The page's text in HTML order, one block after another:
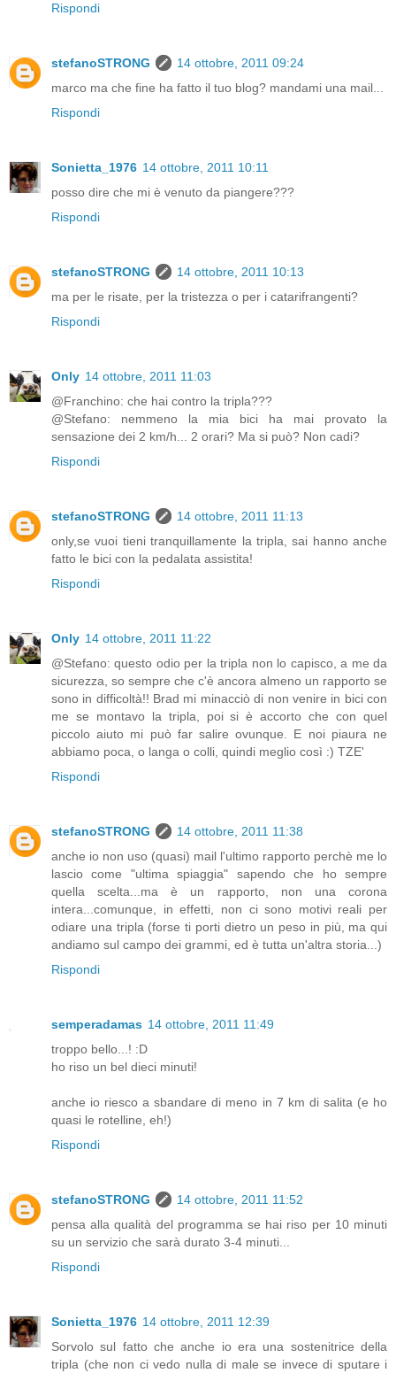
Rispondi
stefanoSTRONG
14 ottobre, 2011 09:24
marco ma che fine ha fatto il tuo blog? mandami una mail...
Rispondi
Sonietta_1976 14 ottobre, 2011 10:11
posso dire che mi è venuto da piangere???
Rispondi
stefanoSTRONG
14 ottobre, 2011 10:13
ma per le risate, per la tristezza o per i catarifrangenti?
Rispondi
Only 14 ottobre, 2011 11:03
@Franchino: che hai contro la tripla???
@Stefano: nemmeno la mia bici ha mai provato la
sensazione dei 2 km/h... 2 orari? Ma si può? Non cadi?
Rispondi
stefanoSTRONG
14 ottobre, 2011 11:13
only,se vuoi tieni tranquillamente la tripla, sai hanno anche
fatto le bici con la pedalata assistita!
Rispondi
Only 14 ottobre, 2011 11:22
@Stefano: questo odio per la tripla non lo capisco, a me da
sicurezza, so sempre che c'è ancora almeno un rapporto se
sono in difficoltà!! Brad mi minacciò di non venire in bici con
me se montavo la tripla, poi si è accorto che con quel
piccolo aiuto mi può far salire ovunque. E noi piaura ne
abbiamo poca, o langa o colli, quindi meglio così :) TZE'
Rispondi
stefanoSTRONG
14 ottobre, 2011 11:38
anche io non uso (quasi) mail l'ultimo rapporto perchè me lo
lascio come "ultima spiaggia" sapendo che ho sempre
quella scelta...ma è un rapporto, non una corona
intera...comunque, in effetti, non ci sono motivi reali per
odiare una tripla (forse ti porti dietro un peso in più, ma qui
andiamo sul campo dei grammi, ed è tutta un'altra storia...)
Rispondi
semperadamas 14 ottobre, 2011 11:49
troppo bello...! :D
ho riso un bel dieci minuti!
anche io riesco a sbandare di meno in 7 km di salita (e ho
quasi le rotelline, eh!)
Rispondi
stefanoSTRONG
14 ottobre, 2011 11:52
pensa alla qualità del programma se hai riso per 10 minuti
su un servizio che sarà durato 3-4 minuti...
Rispondi
Sonietta_1976 14 ottobre, 2011 12:39
Sorvolo sul fatto che anche io era una sostenitrice della
tripla (che non ci vedo nulla di male se invece di sputare i